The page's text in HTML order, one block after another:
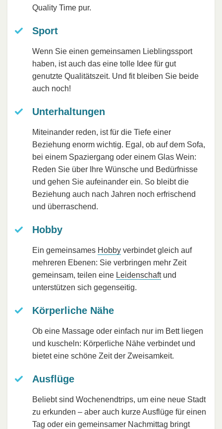
Quality Time pur.
Sport
Wenn Sie einen gemeinsamen Lieblingssport
haben, ist auch das eine tolle Idee für gut
genutzte Qualitätszeit. Und fit bleiben Sie beide
auch noch!
Unterhaltungen
Miteinander reden, ist für die Tiefe einer
Beziehung enorm wichtig. Egal, ob auf dem Sofa,
bei einem Spaziergang oder einem Glas Wein:
Reden Sie über Ihre Wünsche und Bedürfnisse
und gehen Sie aufeinander ein. So bleibt die
Beziehung auch nach Jahren noch erfrischend
und überraschend.
Hobby
Ein gemeinsames Hobby verbindet gleich auf
mehreren Ebenen: Sie verbringen mehr Zeit
gemeinsam, teilen eine Leidenschaftund
unterstützen sich gegenseitig.
Körperliche Nähe
Ob eine Massage oder einfach nur im Bett liegen
und kuscheln: Körperliche Nähe verbindet und
bietet eine schöne Zeit der Zweisamkeit.
Ausflüge
Beliebt sind Wochenendtrips, um eine neue Stadt
zu erkunden – aber auch kurze Ausflüge für einen
Tag oder ein gemeinsamer Nachmittag bringt